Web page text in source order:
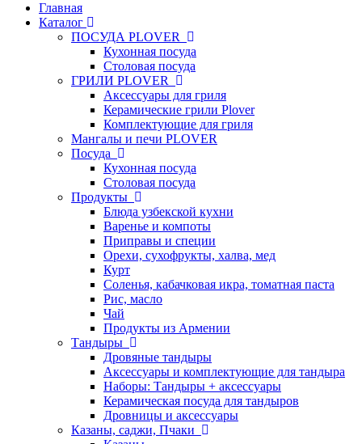
Главная
Каталог
ПОСУДА PLOVER
Кухонная посуда
Столовая посуда
ГРИЛИ PLOVER
Аксессуары для гриля
Керамические грили Plover
Комплектующие для гриля
Мангалы и печи PLOVER
Посуда
Кухонная посуда
Столовая посуда
Продукты
Блюда узбекской кухни
Варенье и компоты
Приправы и специи
Орехи, сухофрукты, халва, мед
Курт
Соленья, кабачковая икра, томатная паста
Рис, масло
Чай
Продукты из Армении
Тандыры
Дровяные тандыры
Аксессуары и комплектующие для тандыра
Наборы: Тандыры + аксессуары
Керамическая посуда для тандыров
Дровницы и аксессуары
Казаны, саджи, Пчаки